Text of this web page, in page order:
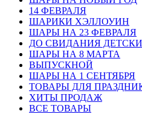
14 ФЕВРАЛЯ
ШАРИКИ ХЭЛЛОУИН
ШАРЫ НА 23 ФЕВРАЛЯ
ДО СВИДАНИЯ
ШАРЫ НА 8 МАРТА
ВЫПУСКНОЙ
ШАРЫ НА 1 СЕНТЯБРЯ
ТОВАРЫ ДЛЯ
ХИТЫ ПРОДАЖ
ВСЕ ТОВАРЫ